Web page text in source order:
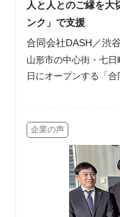
人と人とのご縁を大
ンク」で支援
合同会社DASH／渋
山形市の中心街・七
日にオープンする「
企業の声